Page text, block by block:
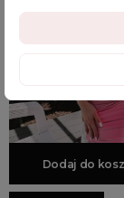
Dodaj do